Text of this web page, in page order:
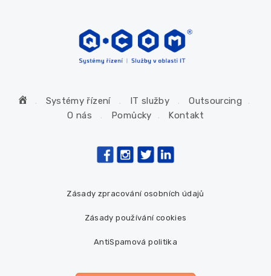
Systémy řízení IT služby
Outsourcing
O nás
Pomůcky Kontakt
Zásady zpracování osobních údajů
Zásady používání cookies
AntiSpamová politika